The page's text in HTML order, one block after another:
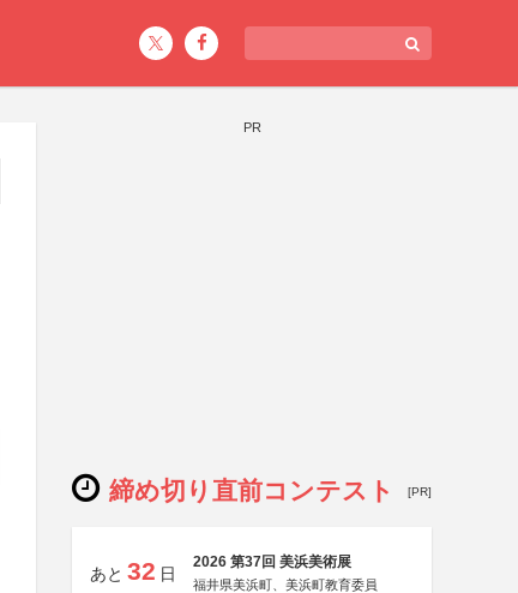
PR
締め切り直前コンテスト [PR]
あと 32 日
2026 第37回 美浜美術展
福井県美浜町、美浜町教育委員